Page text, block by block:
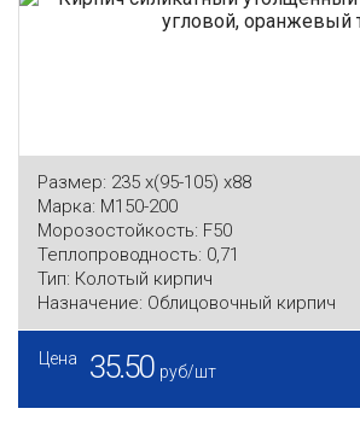
Размер: 235 x(95-105) x88
Марка: М150-200
Морозостойкость: F50
Теплопроводность: 0,71
Тип: Колотый кирпич
Назначение: Облицовочный кирпич
Цена 35.50 руб/шт